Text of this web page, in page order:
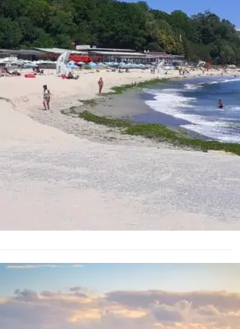
РЗИ – Варна: Повечето плажове са
безопасни за къпане, но има две
изключения